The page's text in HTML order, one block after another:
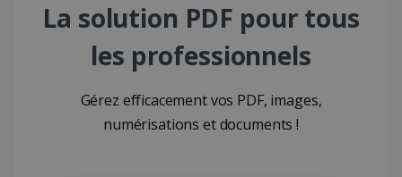
La solution PDF pour tous
les professionnels
Gérez efficacement vos PDF, images,
numérisations et documents !